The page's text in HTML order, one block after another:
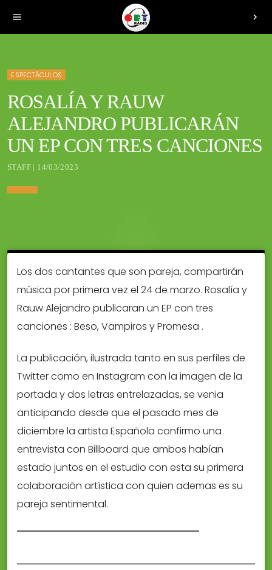
menu chevron_right
ESPECTÁCULOS
ROSALÍA Y RAUW
ALEJANDRO PUBLICARÁN
UN EP CON TRES CANCIONES
STAFF | 14/03/2023
Los dos cantantes que son pareja, compartirán
música por primera vez el 24 de marzo. Rosalía y
Rauw Alejandro publicaran un EP con tres
canciones : Beso, Vampiros y Promesa .
La publicación, ilustrada tanto en sus perfiles de
Twitter como en Instagram con la imagen de la
portada y dos letras entrelazadas, se venia
anticipando desde que el pasado mes de
diciembre la artista Española confirmo una
entrevista con Billboard que ambos habían
estado juntos en el estudio con esta su primera
colaboración artística con quien ademas es su
pareja sentimental.